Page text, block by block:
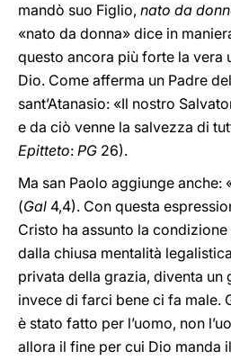
mandò suo Figlio, nato da
«nato da donna» dice in
questo ancora più forte la vera
Dio. Come afferma un Padre
sant’Atanasio: «Il nostro
e da ciò venne la salvezza di
Epitteto: PG 26).
Ma san Paolo aggiunge anche:
(Gal 4,4). Con questa
Cristo ha assunto la
dalla chiusa mentalità
privata della grazia, diventa
invece di farci bene ci fa male.
è stato fatto per l’uomo, non
allora il fine per cui Dio manda